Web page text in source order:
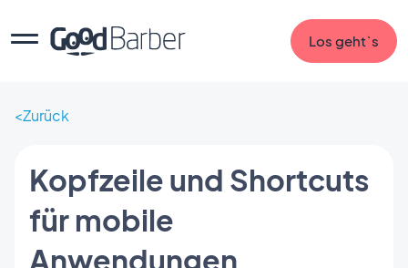
Los geht`s
Zurück
Kopfzeile und Shortcuts
für mobile
Anwendungen